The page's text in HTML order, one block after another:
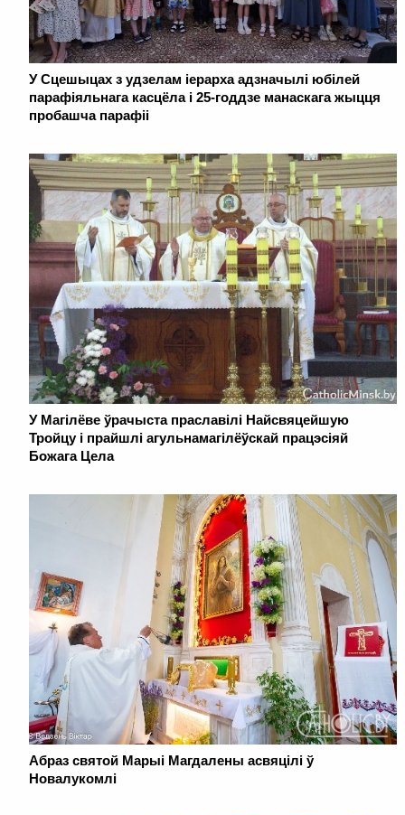
У Сцешыцах з удзелам іерарха адзначылі юбілей
парафіяльнага касцёла і 25-годдзе манаскага жыцця
пробашча парафіі
У Магілёве ўрачыста праславілі Найсвяцейшую
Тройцу і прайшлі агульнамагілёўскай працэсіяй
Божага Цела
Абраз святой Марыі Магдалены асвяцілі ў
Новалукомлі